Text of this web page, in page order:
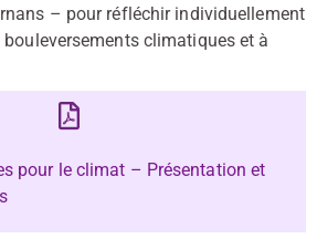
– pour réfléchir individuellement
climatiques et à
pour le climat – Présentation et